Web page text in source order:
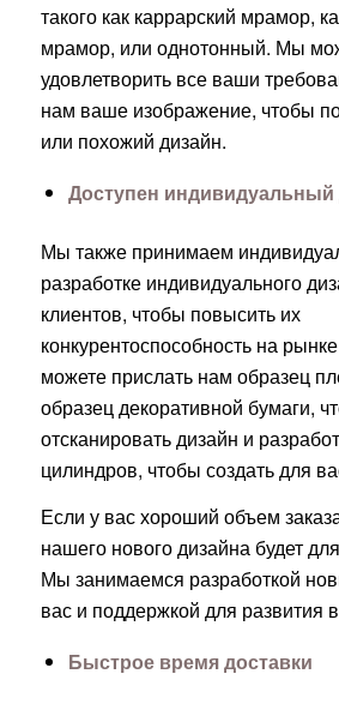
такого как каррарский мрамор,
мрамор, или однотонный. Мы
удовлетворить все ваши
нам ваше изображение, чтобы
или похожий дизайн.
Доступен индивидуальный
Мы также принимаем
разработке индивидуального
клиентов, чтобы повысить их
конкурентоспособность на
можете прислать нам образец
образец декоративной бумаги,
отсканировать дизайн и
цилиндров, чтобы создать для
Если у вас хороший объем
нашего нового дизайна будет
Мы занимаемся разработкой
вас и поддержкой для развития
Быстрое время доставки